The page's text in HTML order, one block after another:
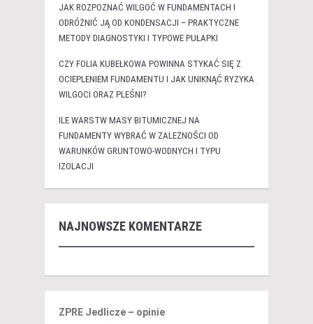
JAK ROZPOZNAĆ WILGOĆ W FUNDAMENTACH I
ODRÓŻNIĆ JĄ OD KONDENSACJI – PRAKTYCZNE
METODY DIAGNOSTYKI I TYPOWE PUŁAPKI
CZY FOLIA KUBEŁKOWA POWINNA STYKAĆ SIĘ Z
OCIEPLENIEM FUNDAMENTU I JAK UNIKNĄĆ RYZYKA
WILGOCI ORAZ PLEŚNI?
ILE WARSTW MASY BITUMICZNEJ NA
FUNDAMENTY WYBRAĆ W ZALEŻNOŚCI OD
WARUNKÓW GRUNTOWO-WODNYCH I TYPU
IZOLACJI
NAJNOWSZE KOMENTARZE
ZPRE Jedlicze – opinie